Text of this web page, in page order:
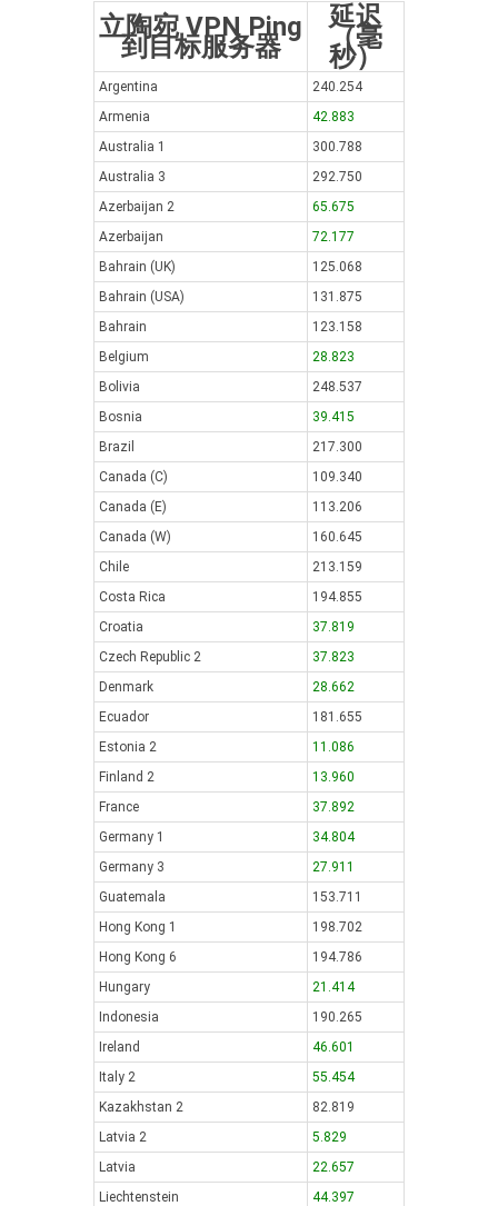
立陶宛 VPN Ping
到目标服务器
延迟
（毫
秒）
Argentina
240.254
Armenia
42.883
Australia 1
300.788
Australia 3
292.750
Azerbaijan 2
65.675
Azerbaijan
72.177
Bahrain (UK)
125.068
Bahrain (USA)
131.875
Bahrain
123.158
Belgium
28.823
Bolivia
248.537
Bosnia
39.415
Brazil
217.300
Canada (C)
109.340
Canada (E)
113.206
Canada (W)
160.645
Chile
213.159
Costa Rica
194.855
Croatia
37.819
Czech Republic 2
37.823
Denmark
28.662
Ecuador
181.655
Estonia 2
11.086
Finland 2
13.960
France
37.892
Germany 1
34.804
Germany 3
27.911
Guatemala
153.711
Hong Kong 1
198.702
Hong Kong 6
194.786
Hungary
21.414
Indonesia
190.265
Ireland
46.601
Italy 2
55.454
Kazakhstan 2
82.819
Latvia 2
5.829
Latvia
22.657
Liechtenstein
44.397